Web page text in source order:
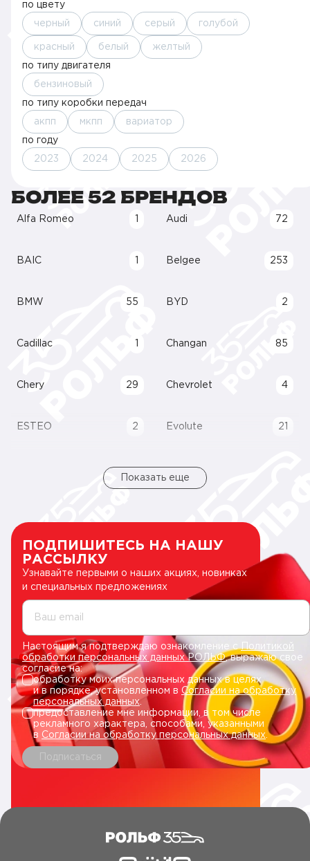
по цвету
черный синий серый голубой
красный белый желтый
по типу двигателя
бензиновый
по типу коробки передач
акпп мкпп вариатор
по году
2023 2024 2025 2026
БОЛЕЕ 52 БРЕНДОВ
Alfa Romeo Audi 72
BAIC Belgee 253
BMW 55 BYD 2
Cadillac Changan 85
Chery 29 Chevrolet 4
ESTEO 2 Evolute 21
Показать еще
ПОДПИШИТЕСЬ НА НАШУ
РАССЫЛКУ
Узнавайте первыми о наших акциях, новинках
и специальных предложениях
Ваш email
Настоящим я подтверждаю ознакомление сПолитикой
обработки персональных данных РОЛЬФ, выражаю свое
согласие на:
обработку моих персональных данных в целях
и в порядке, установленном в Согласии на обработку
персональных данных.
предоставление мне информации, в том числе
рекламного характера, способами, указанными
в Согласии на обработку персональных данных
Подписаться